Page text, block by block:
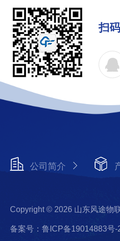
扫
公司简介
Copyright © 2026 山东风途物
备案号：鲁ICP备19014883号-